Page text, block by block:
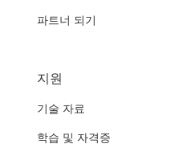
파트너 되기
지원
기술 자료
학습 및 자격증